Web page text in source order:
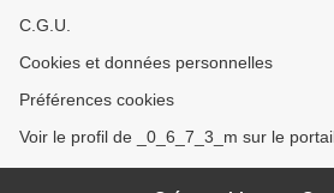
C.G.U.
Cookies et données personnelles
Préférences cookies
Voir le profil de _0_6_7_3_m sur le